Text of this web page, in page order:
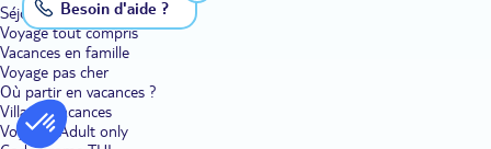
Séjour
Voyage tout compris
Vacances en famille
Voyage pas cher
Où partir en vacances ?
Villages vacances
Voyages Adult only
Besoin d'aide ?